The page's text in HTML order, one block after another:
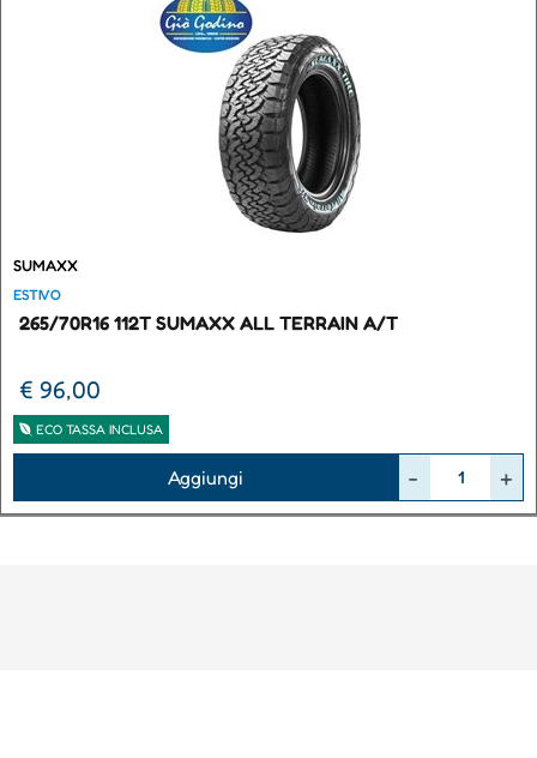
SUMAXX
ESTIVO
265/70R16 112T SUMAXX ALL TERRAIN A/T
€ 96,00
ECO TASSA INCLUSA
Aggiungi